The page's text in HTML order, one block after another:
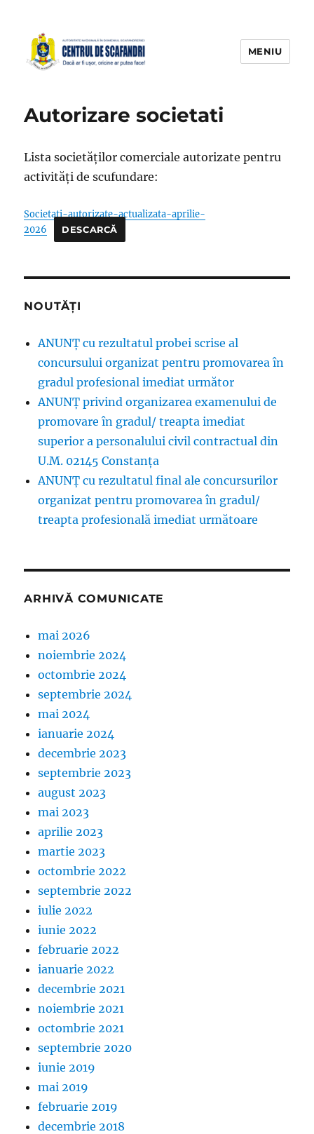
MENIU
Autorizare societati
Lista societăților comerciale autorizate pentru
activități de scufundare:
Societati-autorizate-actualizata-aprilie-
2026
DESCARCĂ
NOUTĂȚI
ANUNȚ cu rezultatul probei scrise al
concursului organizat pentru promovarea în
gradul profesional imediat următor
ANUNŢ privind organizarea examenului de
promovare în gradul/ treapta imediat
superior a personalului civil contractual din
U.M. 02145 Constanța
ANUNȚ cu rezultatul final ale concursurilor
organizat pentru promovarea în gradul/
treapta profesională imediat următoare
ARHIVĂ COMUNICATE
mai 2026
noiembrie 2024
octombrie 2024
septembrie 2024
mai 2024
ianuarie 2024
decembrie 2023
septembrie 2023
august 2023
mai 2023
aprilie 2023
martie 2023
octombrie 2022
septembrie 2022
iulie 2022
iunie 2022
februarie 2022
ianuarie 2022
decembrie 2021
noiembrie 2021
octombrie 2021
septembrie 2020
iunie 2019
mai 2019
februarie 2019
decembrie 2018